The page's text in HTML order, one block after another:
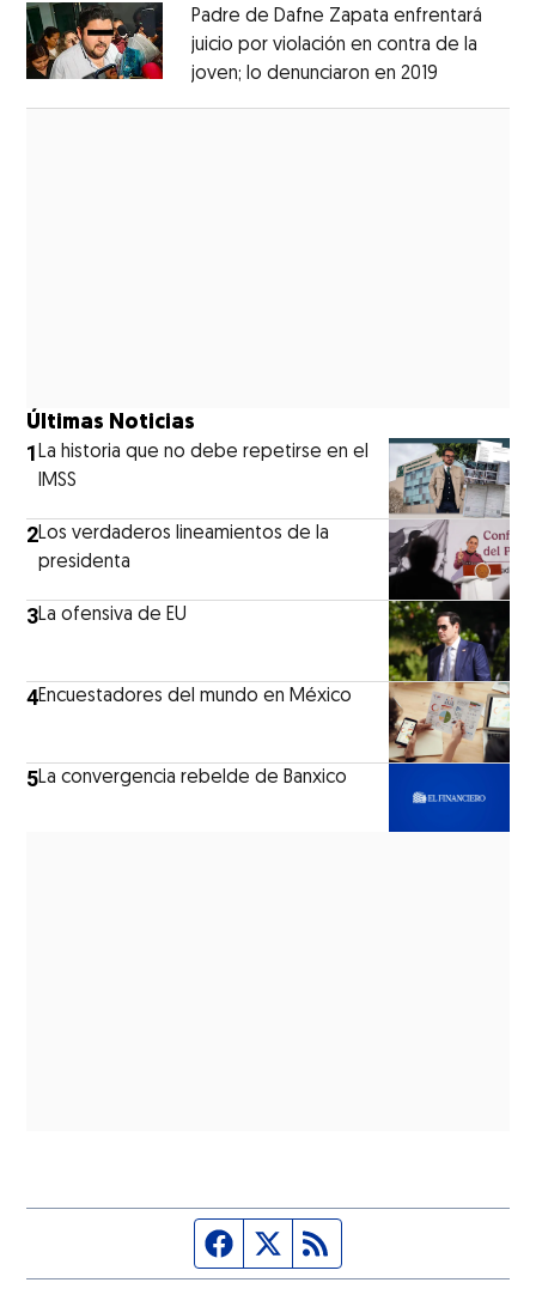
Padre de Dafne Zapata enfrentará
juicio por violación en contra de la
joven; lo denunciaron en 2019
Últimas Noticias
1La historia que no debe repetirse en el
IMSS
2Los verdaderos lineamientos de la
presidenta
3La ofensiva de EU
4Encuestadores del mundo en México
5La convergencia rebelde de Banxico
Página de Facebook
Fuente Twitter